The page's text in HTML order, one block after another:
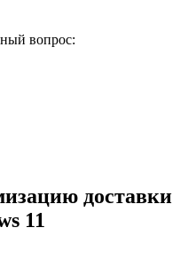
вопрос:
доставки
11